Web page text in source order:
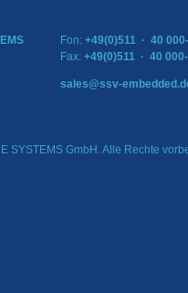
Fon: +49(0)511 · 40
Fax: +49(0)511 · 40
sales@ssv-
SYSTEMS GmbH. Alle Rechte